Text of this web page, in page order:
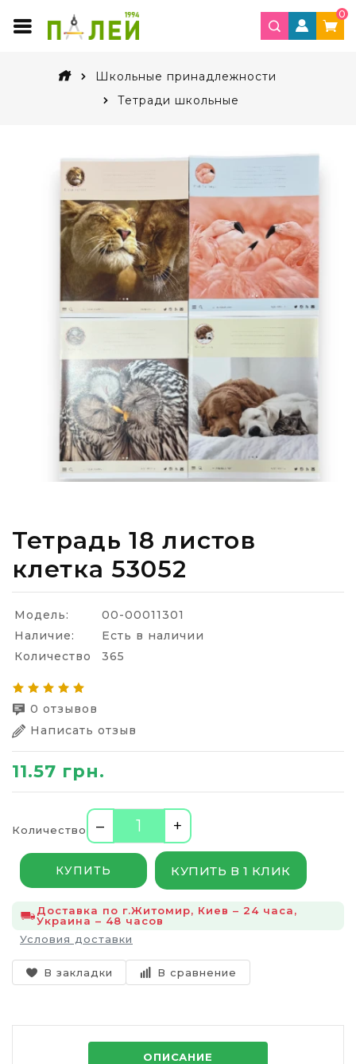
0
Школьные принадлежности
Тетради школьные
Тетрадь 18 листов
клетка 53052
Модель:
00-00011301
Наличие:
Есть в наличии
Количество
365
0 отзывов
Написать отзыв
11.57 грн.
Количество – +
КУПИТЬ КУПИТЬ В 1 КЛИК
Доставка по г.Житомир, Киев – 24 часа,
Украина – 48 часов
Условия доставки
В закладки В сравнение
ОПИСАНИЕ